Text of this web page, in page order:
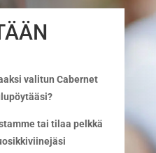
valitun Cabernet
tai tilaa pelkkä